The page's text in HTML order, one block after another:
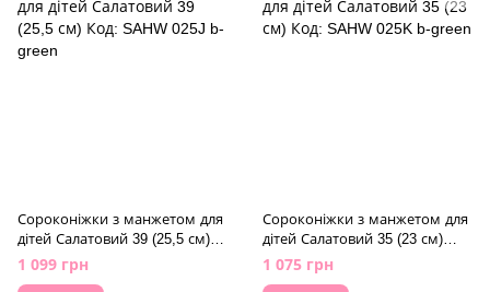
Сороконіжки з манжетом для
дітей Салатовий 39 (25,5 см)
Код: SAHW 025J b-green
1 099 грн
Сороконіжки з манжетом для
дітей Салатовий 35 (23 см)
Код: SAHW 025K b-green
1 075 грн